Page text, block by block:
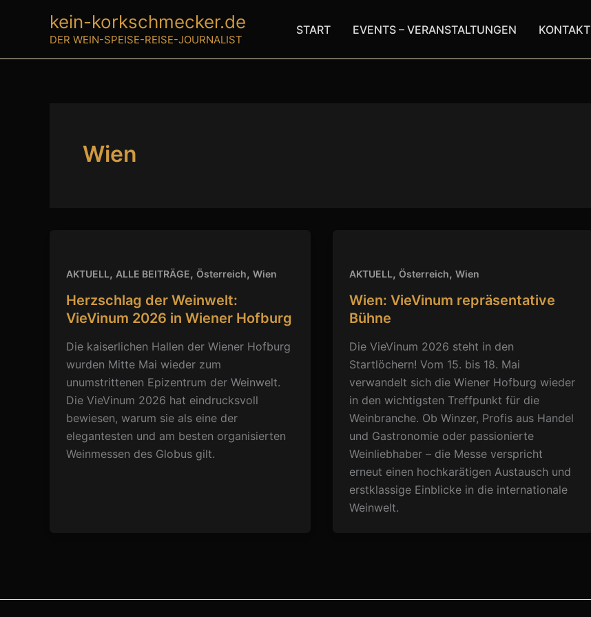
kein-korkschmecker.de
DER WEIN-SPEISE-REISE-JOURNALIST
START EVENTS – VERANSTALTUNGEN KONTAKT
Wien
AKTUELL, ALLE BEITRÄGE, Österreich, Wien
Herzschlag der Weinwelt:
VieVinum 2026 in Wiener Hofburg
Die kaiserlichen Hallen der Wiener Hofburg
wurden Mitte Mai wieder zum
unumstrittenen Epizentrum der Weinwelt.
Die VieVinum 2026 hat eindrucksvoll
bewiesen, warum sie als eine der
elegantesten und am besten organisierten
Weinmessen des Globus gilt.
AKTUELL, Österreich, Wien
Wien: VieVinum repräsentative
Bühne
Die VieVinum 2026 steht in den
Startlöchern! Vom 15. bis 18. Mai
verwandelt sich die Wiener Hofburg wieder
in den wichtigsten Treffpunkt für die
Weinbranche. Ob Winzer, Profis aus Handel
und Gastronomie oder passionierte
Weinliebhaber – die Messe verspricht
erneut einen hochkarätigen Austausch und
erstklassige Einblicke in die internationale
Weinwelt.